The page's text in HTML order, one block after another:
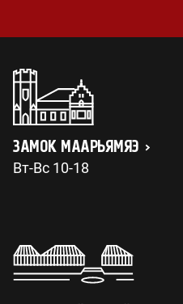
ЗАМОК МААРЬЯМЯЭ
Вт-Вс 10-18